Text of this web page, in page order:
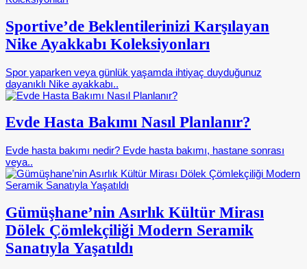
Sportive’de Beklentilerinizi Karşılayan
Nike Ayakkabı Koleksiyonları
Spor yaparken veya günlük yaşamda ihtiyaç duyduğunuz
dayanıklı Nike ayakkabı..
Evde Hasta Bakımı Nasıl Planlanır?
Evde hasta bakımı nedir? Evde hasta bakımı, hastane sonrası
veya..
Gümüşhane’nin Asırlık Kültür Mirası
Dölek Çömlekçiliği Modern Seramik
Sanatıyla Yaşatıldı